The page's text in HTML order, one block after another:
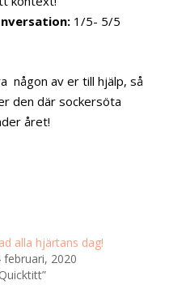
1/5- 5/5
någon av er till hjälp, så
den där sockersöta
året!
alla hjärtans dag!
februari, 2020